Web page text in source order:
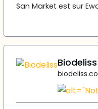
San Market est sur
Biodeliss